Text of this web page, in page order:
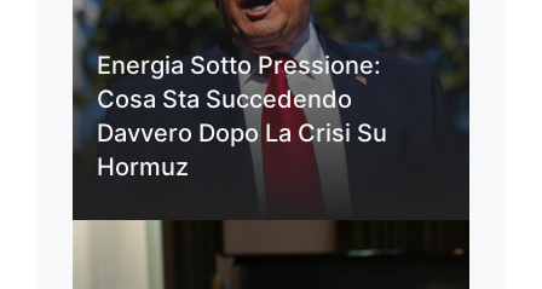
Energia Sotto Pressione:
Cosa Sta Succedendo
Davvero Dopo La Crisi Su
Hormuz